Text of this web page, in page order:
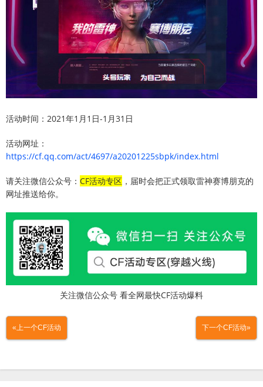
活动时间：2021年1月1日-1月31日
活动网址：
https://cf.qq.com/act/4697/a20201225sbpk/index.html
请关注微信公众号： CF活动专区 ，届时会把正式领取雷神赛博朋克的
网址推送给你。
关注微信公众号 看全网最快CF活动爆料
«上一个CF活动 下一个CF活动»